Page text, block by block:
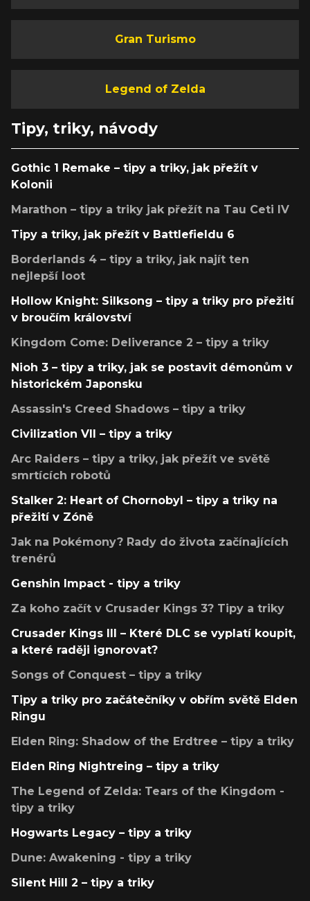
Gran Turismo
Legend of Zelda
Tipy, triky, návody
Gothic 1 Remake – tipy a triky, jak přežít v
Kolonii
Marathon – tipy a triky jak přežít na Tau Ceti IV
Tipy a triky, jak přežít v Battlefieldu 6
Borderlands 4 – tipy a triky, jak najít ten
nejlepší loot
Hollow Knight: Silksong – tipy a triky pro přežití
v broučím království
Kingdom Come: Deliverance 2 – tipy a triky
Nioh 3 – tipy a triky, jak se postavit démonům v
historickém Japonsku
Assassin's Creed Shadows – tipy a triky
Civilization VII – tipy a triky
Arc Raiders – tipy a triky, jak přežít ve světě
smrtících robotů
Stalker 2: Heart of Chornobyl – tipy a triky na
přežití v Zóně
Jak na Pokémony? Rady do života začínajících
trenérů
Genshin Impact - tipy a triky
Za koho začít v Crusader Kings 3? Tipy a triky
Crusader Kings III – Které DLC se vyplatí koupit,
a které raději ignorovat?
Songs of Conquest – tipy a triky
Tipy a triky pro začátečníky v obřím světě Elden
Ringu
Elden Ring: Shadow of the Erdtree – tipy a triky
Elden Ring Nightreing – tipy a triky
The Legend of Zelda: Tears of the Kingdom -
tipy a triky
Hogwarts Legacy – tipy a triky
Dune: Awakening - tipy a triky
Silent Hill 2 – tipy a triky